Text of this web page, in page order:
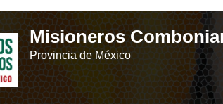
Misioneros
Provincia de México